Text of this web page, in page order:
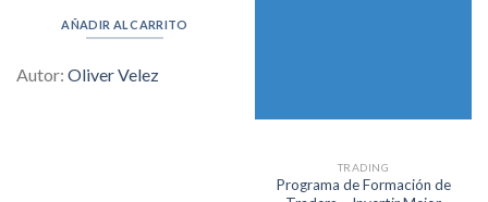
was:
$12.00.
is:
$0.00.
AÑADIR AL CARRITO
Autor: Oliver Velez
TRADING
Programa de Formación de